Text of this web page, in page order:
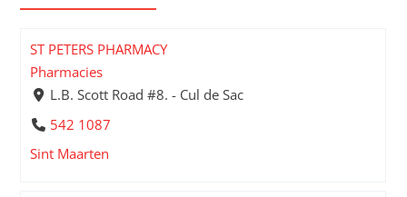
ST PETERS PHARMACY
Pharmacies
L.B. Scott Road #8. - Cul de Sac
542 1087
Sint Maarten